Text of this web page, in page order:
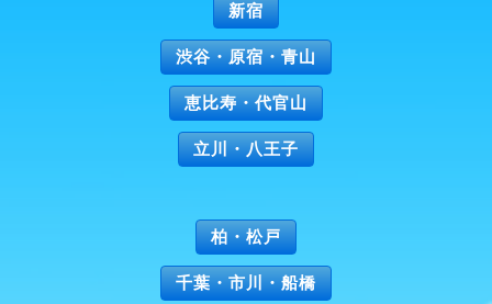
新宿
渋谷・原宿・青山
恵比寿・代官山
立川・八王子
柏・松戸
千葉・市川・船橋